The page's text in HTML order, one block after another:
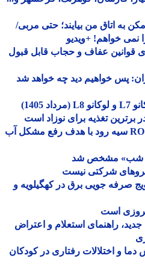
اتاق من بیایند؛ حتی مربی/
خواهم! +ویدیو
عفاف و حجاب قابل قبول
پس خواهیم دید چه خواهد شد
تغذیه برای نوزاد است
استقرار تجهیزات تصفیه خانه RO سیه رود با هدف رفع مشکل آب
مشخص شد
شرکتی نیست
جویی برق در کهگیلویه و
است
راهنمای استعلام و اعتراض
اختلالات رفتاری در کودکان